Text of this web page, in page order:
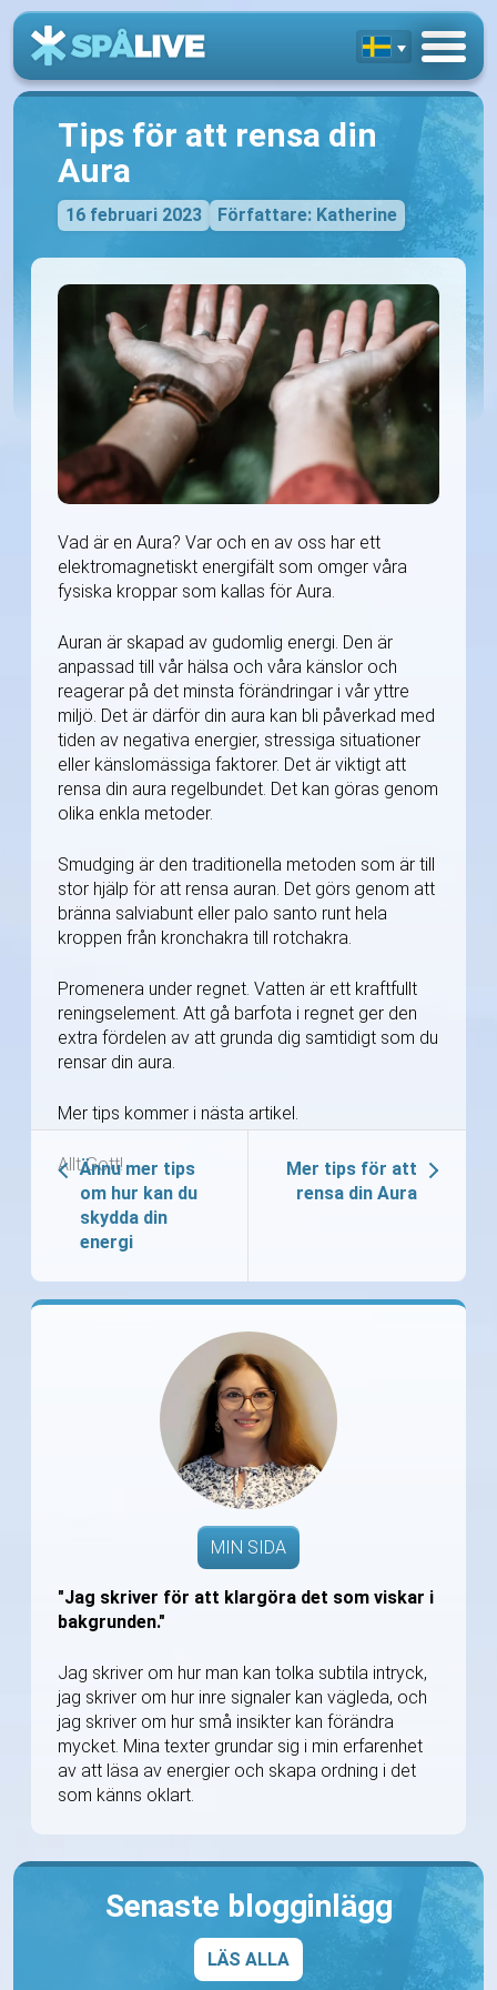
Tips för att rensa din
Aura
16 februari 2023 Författare: Katherine
Vad är en Aura? Var och en av oss har ett
elektromagnetiskt energifält som omger våra
fysiska kroppar som kallas för Aura.
Auran är skapad av gudomlig energi. Den är
anpassad till vår hälsa och våra känslor och
reagerar på det minsta förändringar i vår yttre
miljö. Det är därför din aura kan bli påverkad med
tiden av negativa energier, stressiga situationer
eller känslomässiga faktorer. Det är viktigt att
rensa din aura regelbundet. Det kan göras genom
olika enkla metoder.
Smudging är den traditionella metoden som är till
stor hjälp för att rensa auran. Det görs genom att
bränna salviabunt eller palo santo runt hela
kroppen från kronchakra till rotchakra.
Promenera under regnet. Vatten är ett kraftfullt
reningselement. Att gå barfota i regnet ger den
extra fördelen av att grunda dig samtidigt som du
rensar din aura.
Mer tips kommer i nästa artikel.
Allt Gott!
Ännu mer tips
om hur kan du
skydda din
energi
Mer tips för att
rensa din Aura
MIN SIDA
"Jag skriver för att klargöra det som viskar i
bakgrunden."
Jag skriver om hur man kan tolka subtila intryck,
jag skriver om hur inre signaler kan vägleda, och
jag skriver om hur små insikter kan förändra
mycket. Mina texter grundar sig i min erfarenhet
av att läsa av energier och skapa ordning i det
som känns oklart.
Senaste blogginlägg
LÄS ALLA